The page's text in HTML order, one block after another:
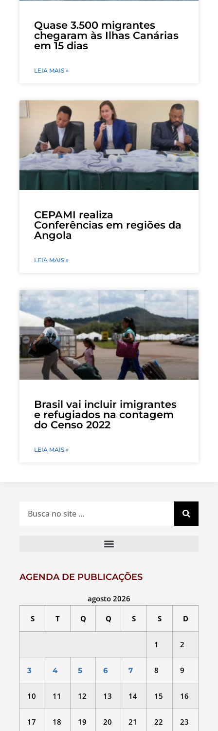
Quase 3.500 migrantes
chegaram às Ilhas Canárias
em 15 dias
LEIA MAIS »
CEPAMI realiza
Conferências em regiões da
Angola
LEIA MAIS »
Brasil vai incluir imigrantes
e refugiados na contagem
do Censo 2022
LEIA MAIS »
AGENDA DE PUBLICAÇÕES
agosto 2026
S T Q Q S S D
1 2
3 4 5 6 7 8 9
10 11 12 13 14 15 16
17 18 19 20 21 22 23